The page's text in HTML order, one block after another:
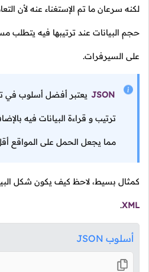
لكنه سرعان ما تم الإستغناء عنه لأن
حجم البيانات عند ترتيبها فيه يتطلب
على السيرفرات.
JSON يعتبر أفضل أسلوب في
ترتيب و قراءة البيانات فيه
مما يجعل الحمل على المواقع
كمثال بسيط، لاحظ كيف يكون شكل
XML
.
أسلوب JSON